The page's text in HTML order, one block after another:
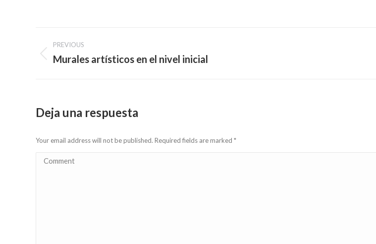
Post
navigation
PREVIOUS
Previous
Murales artísticos en el nivel inicial
Deja una respuesta
Your email address will not be published. Required fields are marked *
Comment